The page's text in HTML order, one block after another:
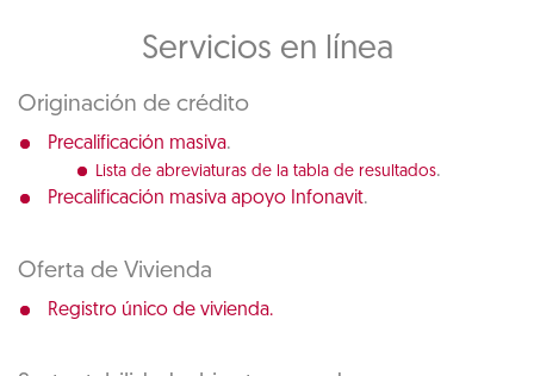
Servicios en línea
Originación de crédito
Precalificación masiva.
Lista de abreviaturas de la tabla de resultados.
Precalificación masiva apoyo Infonavit.
Oferta de Vivienda
Registro único de vivienda.